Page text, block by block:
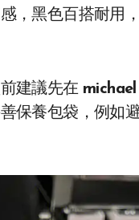
，黑色百搭耐用
建議先在
保養包袋，例如